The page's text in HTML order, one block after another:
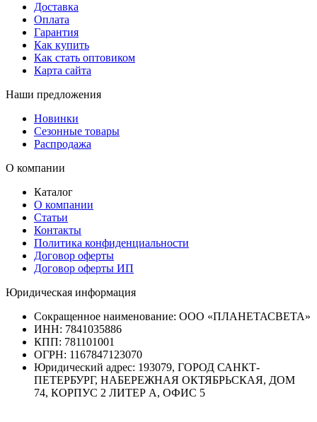
Доставка
Оплата
Гарантия
Как купить
Как стать оптовиком
Карта сайта
Наши предложения
Новинки
Сезонные товары
Распродажа
О компании
Каталог
О компании
Статьи
Контакты
Политика конфиденциальности
Договор оферты
Договор оферты ИП
Юридическая информация
Сокращенное наименование: ООО «ПЛАНЕТАСВЕТА»
ИНН: 7841035886
КПП: 781101001
ОГРН: 1167847123070
Юридический адрес: 193079, ГОРОД САНКТ-
ПЕТЕРБУРГ, НАБЕРЕЖНАЯ ОКТЯБРЬСКАЯ, ДОМ
74, КОРПУС 2 ЛИТЕР А, ОФИС 5